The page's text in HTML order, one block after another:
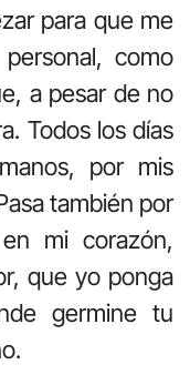
para que me
como
a pesar de no
Todos los días
por mis
también por
mi corazón,
que yo ponga
germine tu